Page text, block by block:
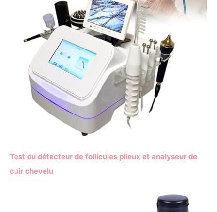
Test du détecteur de follicules pileux et analyseur de
cuir chevelu